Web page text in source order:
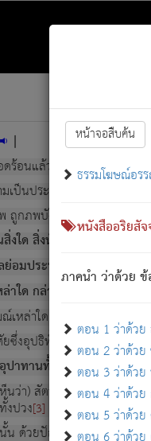
หน้าจอสืบค้น
ธรรมโฆษณ์อร
หนังสืออริยสั
ภาคนำ ว่าด้วย
ตอน 1 ว่าด้วย
ตอน 2 ว่าด้ว
ตอน 3 ว่าด้วย
ตอน 4 ว่าด้วย
ตอน 5 ว่าด้ว
|
ดร้อนแล้ว มีผัสสะบังหน้า[1]
เป็นประการใด แต่สิ่งนั้นย่อ
ถูกภพบังหน้าแล้ว มีภพโดยค
งใด สิ่งนั้นเป็นภัย (ที่เขาไม่รู้
อมประพฤติ ก็เพื่อการละข
ใด กล่าวความหลุดพ้นจา
หล่าใด กล่าวความออกไปไ
ซึ่งอุปธิทั้งปวง.
ปาทานทั้งปวง ความเกิดขึ้น
ห็นว่า) สัตว์ทั้งหลายอันอวิช
งปวง[3] เพื่อความมีแห่งปร
ด้วยปัญญาอันชอบตามที่เป็